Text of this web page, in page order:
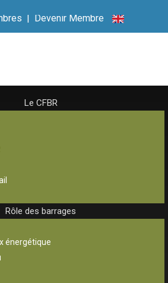
| Devenir Membre
Le CFBR
Rôle des barrages
énergétique